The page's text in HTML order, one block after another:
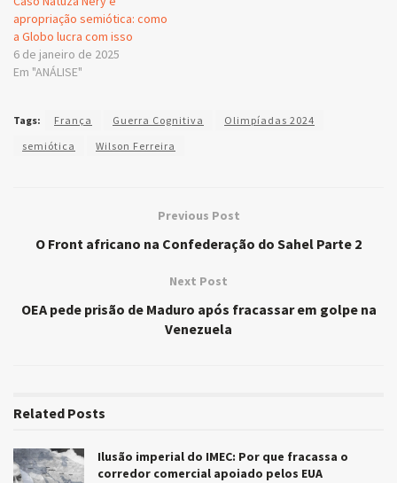
apropriação semiótica: como
a Globo lucra com isso
6 de janeiro de 2025
Em "ANÁLISE"
Tags: França Guerra Cognitiva
Olimpíadas 2024
semiótica
Wilson Ferreira
Previous Post
O Front africano na Confederação do Sahel Parte 2
Next Post
OEA pede prisão de Maduro após fracassar em golpe na
Venezuela
Related Posts
Ilusão imperial do IMEC: Por que fracassa o
corredor comercial apoiado pelos EUA